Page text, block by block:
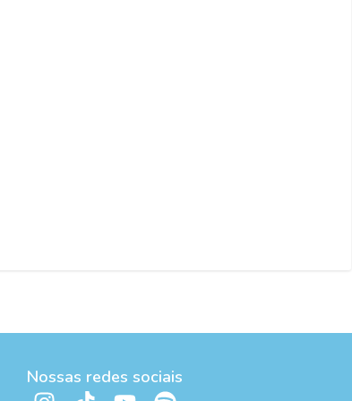
Nossas redes sociais